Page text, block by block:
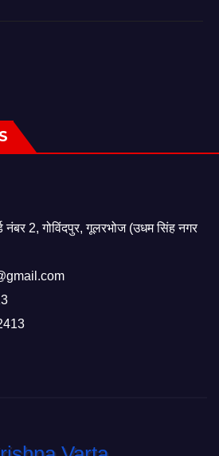
नंबर 2, गोविंदपुर, गूलरभोज (उधम सिंह नगर